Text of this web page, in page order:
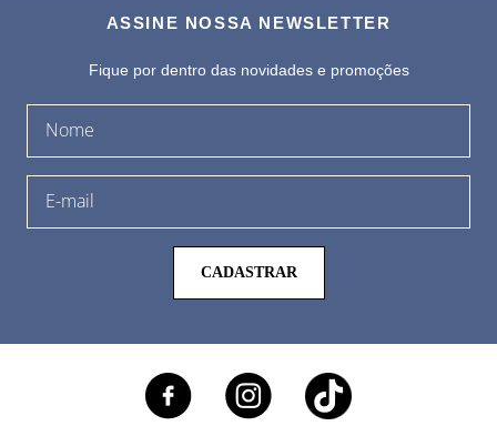
ASSINE NOSSA NEWSLETTER
Fique por dentro das novidades e promoções
CADASTRAR